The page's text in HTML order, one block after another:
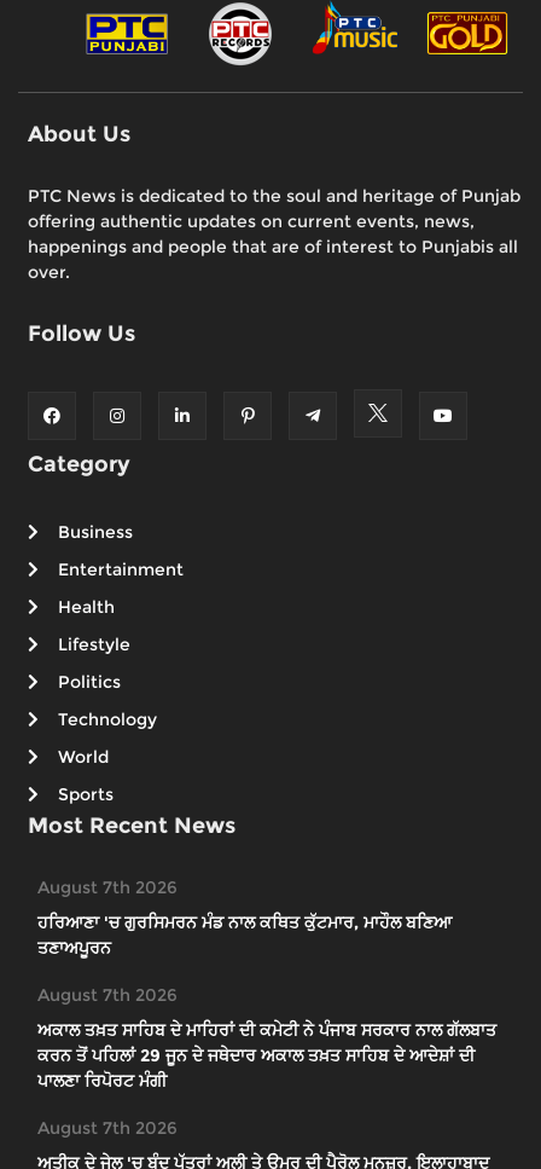
About Us
PTC News is dedicated to the soul and heritage of Punjab
offering authentic updates on current events, news,
happenings and people that are of interest to Punjabis all
over.
Follow Us
Category
Business
Entertainment
Health
Lifestyle
Politics
Technology
World
Sports
Most Recent News
August 7th 2026
ਹਰਿਆਣਾ 'ਚ ਗੁਰਸਿਮਰਨ ਮੰਡ ਨਾਲ ਕਥਿਤ ਕੁੱਟਮਾਰ, ਮਾਹੌਲ ਬਣਿਆ
ਤਣਾਅਪੂਰਨ
August 7th 2026
ਅਕਾਲ ਤਖ਼ਤ ਸਾਹਿਬ ਦੇ ਮਾਹਿਰਾਂ ਦੀ ਕਮੇਟੀ ਨੇ ਪੰਜਾਬ ਸਰਕਾਰ ਨਾਲ ਗੱਲਬਾਤ
ਕਰਨ ਤੋਂ ਪਹਿਲਾਂ 29 ਜੂਨ ਦੇ ਜਥੇਦਾਰ ਅਕਾਲ ਤਖ਼ਤ ਸਾਹਿਬ ਦੇ ਆਦੇਸ਼ਾਂ ਦੀ
ਪਾਲਣਾ ਰਿਪੋਰਟ ਮੰਗੀ
August 7th 2026
ਅਤੀਕ ਦੇ ਜੇਲ 'ਚ ਬੰਦ ਪੁੱਤਰਾਂ ਅਲੀ ਤੇ ਉਮਰ ਦੀ ਪੈਰੋਲ ਮਨਜ਼ੂਰ, ਇਲਾਹਾਬਾਦ